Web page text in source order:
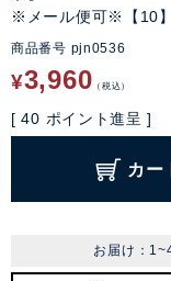
※メール便可※【10】
商品番号 pjn0536
¥3,960 税込
[ 40 ポイント進呈 ]
カー
お届け：